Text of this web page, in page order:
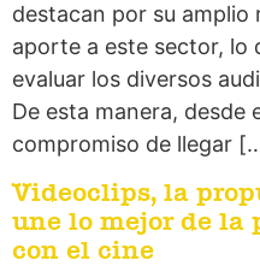
destacan por su
aporte a este sector, lo
evaluar los diversos
De esta manera, desde
compromiso de llegar
Videoclips, la
une lo mejor de la
con el cine